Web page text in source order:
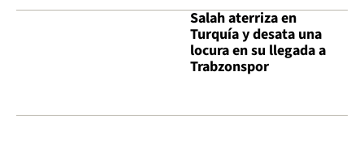
Salah aterriza en
Turquía y desata una
locura en su llegada a
Trabzonspor